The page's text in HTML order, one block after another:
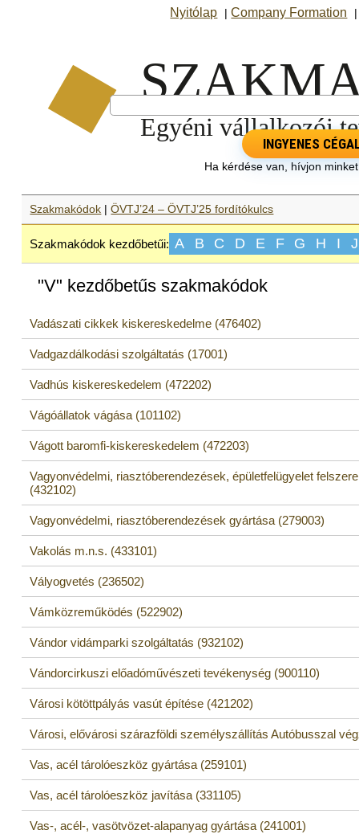
Nyitólap |Company Formation
INGYENES
Ha kérdése van, hívjon
Szakmakódok |ÖVTJ’24 – ÖVTJ’25 fordítókulcs
Szakmakódok kezdőbetűi: A B C D E F G H I J
"V" kezdőbetűs szakmakódok
Vadászati cikkek kiskereskedelme (476402)
Vadgazdálkodási szolgáltatás (17001)
Vadhús kiskereskedelem (472202)
Vágóállatok vágása (101102)
Vágott baromfi-kiskereskedelem (472203)
Vagyonvédelmi, riasztóberendezések, épületfelügyelet
(432102)
Vagyonvédelmi, riasztóberendezések gyártása (279003)
Vakolás m.n.s. (433101)
Vályogvetés (236502)
Vámközreműködés (522902)
Vándor vidámparki szolgáltatás (932102)
Vándorcirkuszi előadóművészeti tevékenység (900110)
Városi kötöttpályás vasút építése (421202)
Városi, elővárosi szárazföldi személyszállítás Autóbusszal
Vas, acél tárolóeszköz gyártása (259101)
Vas, acél tárolóeszköz javítása (331105)
Vas-, acél-, vasötvözet-alapanyag gyártása (241001)